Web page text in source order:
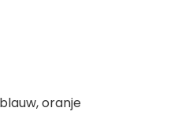
oranje